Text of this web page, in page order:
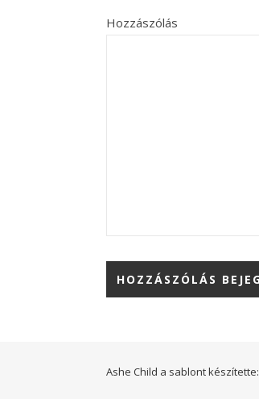
Hozzászólás
Ashe Child a sablont készítette: